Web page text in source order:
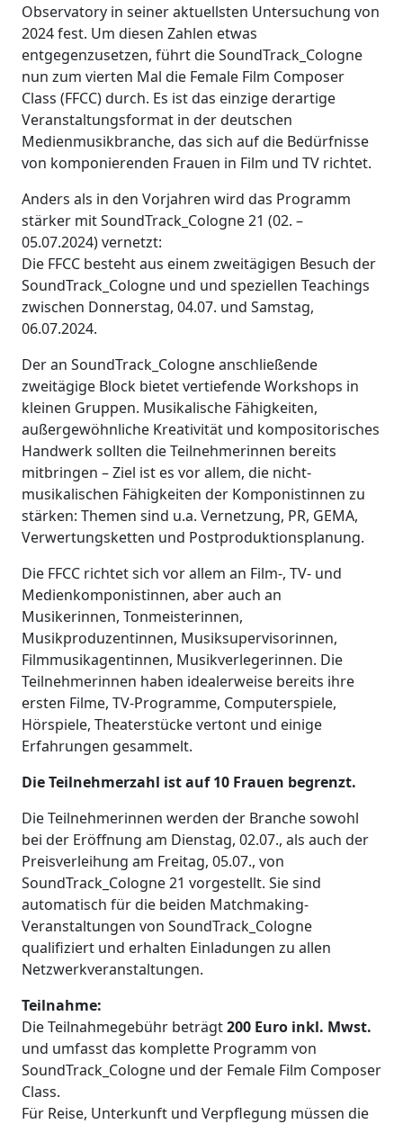
Observatory in seiner aktuellsten Untersuchung von
2024 fest. Um diesen Zahlen etwas
entgegenzusetzen, führt die SoundTrack_Cologne
nun zum vierten Mal die Female Film Composer
Class (FFCC) durch. Es ist das einzige derartige
Veranstaltungsformat in der deutschen
Medienmusikbranche, das sich auf die Bedürfnisse
von komponierenden Frauen in Film und TV richtet.
Anders als in den Vorjahren wird das Programm
stärker mit SoundTrack_Cologne 21 (02. –
05.07.2024) vernetzt:
Die FFCC besteht aus einem zweitägigen Besuch der
SoundTrack_Cologne und und speziellen Teachings
zwischen Donnerstag, 04.07. und Samstag,
06.07.2024.
Der an SoundTrack_Cologne anschließende
zweitägige Block bietet vertiefende Workshops in
kleinen Gruppen. Musikalische Fähigkeiten,
außergewöhnliche Kreativität und kompositorisches
Handwerk sollten die Teilnehmerinnen bereits
mitbringen – Ziel ist es vor allem, die nicht-
musikalischen Fähigkeiten der Komponistinnen zu
stärken: Themen sind u.a. Vernetzung, PR, GEMA,
Verwertungsketten und Postproduktionsplanung.
Die FFCC richtet sich vor allem an Film-, TV- und
Medienkomponistinnen, aber auch an
Musikerinnen, Tonmeisterinnen,
Musikproduzentinnen, Musiksupervisorinnen,
Filmmusikagentinnen, Musikverlegerinnen. Die
Teilnehmerinnen haben idealerweise bereits ihre
ersten Filme, TV-Programme, Computerspiele,
Hörspiele, Theaterstücke vertont und einige
Erfahrungen gesammelt.
Die Teilnehmerzahl ist auf 10 Frauen begrenzt.
Die Teilnehmerinnen werden der Branche sowohl
bei der Eröffnung am Dienstag, 02.07., als auch der
Preisverleihung am Freitag, 05.07., von
SoundTrack_Cologne 21 vorgestellt. Sie sind
automatisch für die beiden Matchmaking-
Veranstaltungen von SoundTrack_Cologne
qualifiziert und erhalten Einladungen zu allen
Netzwerkveranstaltungen.
Teilnahme:
Die Teilnahmegebühr beträgt200 Euro inkl. Mwst.
und umfasst das komplette Programm von
SoundTrack_Cologne und der Female Film Composer
Class.
Für Reise, Unterkunft und Verpflegung müssen die